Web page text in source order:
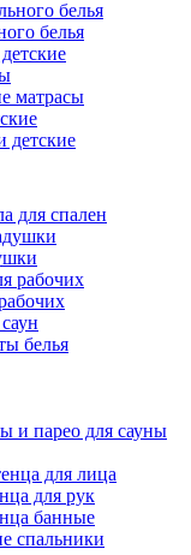
белья
матрасы
детские
для спален
белья
и парео для сауны
для лица
для рук
банные
спальники